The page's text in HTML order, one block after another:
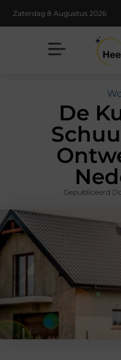
Zaterdag 8 Augustus 2026
De
Gepubliceerd